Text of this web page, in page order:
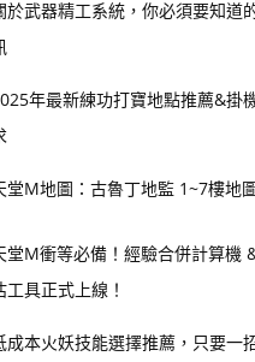
於武器精工系統，你必須要知道
年最新練功打寶地點推薦&掛
堂M地圖：古魯丁地監 1~7樓地
堂M衝等必備！經驗合併計算機
工具正式上線！
成本火妖技能選擇推薦，只要一